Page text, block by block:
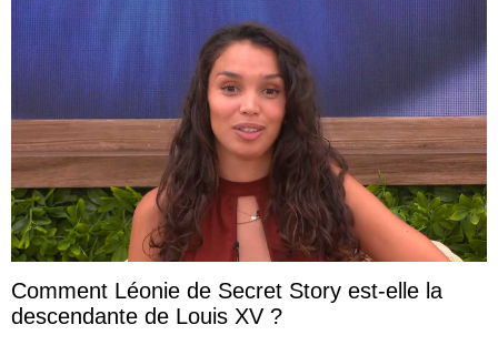
Comment Léonie de Secret Story est-elle la
descendante de Louis XV ?